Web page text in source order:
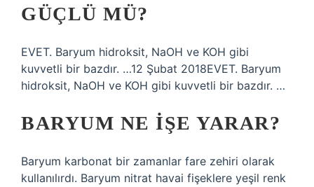
GÜÇLÜ MÜ?
EVET. Baryum hidroksit, NaOH ve KOH gibi
kuvvetli bir bazdır. …12 Şubat 2018EVET. Baryum
hidroksit, NaOH ve KOH gibi kuvvetli bir bazdır. …
BARYUM NE IŞE YARAR?
Baryum karbonat bir zamanlar fare zehiri olarak
kullanılırdı. Baryum nitrat havai fişeklere yeşil renk